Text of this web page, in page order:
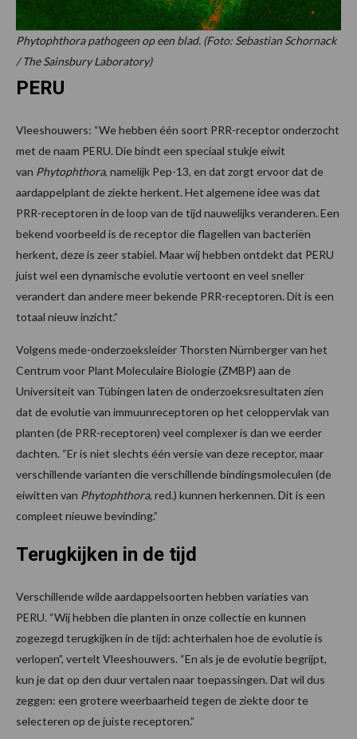
Phytophthora pathogeen op een blad. (Foto: Sebastian Schornack
/ The Sainsbury Laboratory)
PERU
Vleeshouwers: “We hebben één soort PRR-receptor onderzocht
met de naam PERU. Die bindt een speciaal stukje eiwit
van Phytophthora, namelijk Pep-13, en dat zorgt ervoor dat de
aardappelplant de ziekte herkent. Het algemene idee was dat
PRR-receptoren in de loop van de tijd nauwelijks veranderen. Een
bekend voorbeeld is de receptor die flagellen van bacteriën
herkent, deze is zeer stabiel. Maar wij hebben ontdekt dat PERU
juist wel een dynamische evolutie vertoont en veel sneller
verandert dan andere meer bekende PRR-receptoren. Dit is een
totaal nieuw inzicht.”
Volgens mede-onderzoeksleider Thorsten Nürnberger van het
Centrum voor Plant Moleculaire Biologie (ZMBP) aan de
Universiteit van Tübingen laten de onderzoeksresultaten zien
dat de evolutie van immuunreceptoren op het celoppervlak van
planten (de PRR-receptoren) veel complexer is dan we eerder
dachten. “Er is niet slechts één versie van deze receptor, maar
verschillende varianten die verschillende bindingsmoleculen (de
eiwitten van Phytophthora, red.) kunnen herkennen. Dit is een
compleet nieuwe bevinding.”
Terugkijken in de tijd
Verschillende wilde aardappelsoorten hebben variaties van
PERU. “Wij hebben die planten in onze collectie en kunnen
zogezegd terugkijken in de tijd: achterhalen hoe de evolutie is
verlopen”, vertelt Vleeshouwers. “En als je de evolutie begrijpt,
kun je dat op den duur vertalen naar toepassingen. Dat wil dus
zeggen: een grotere weerbaarheid tegen de ziekte door te
selecteren op de juiste receptoren.”